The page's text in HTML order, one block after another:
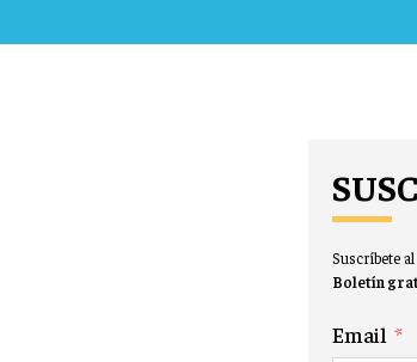
Suscríbete al
Boletín
Email